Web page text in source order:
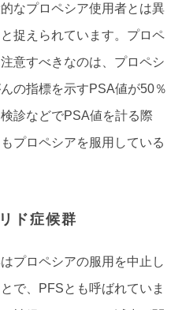
なプロペシア使用者とは異
捉えられています。プロペ
意すべきなのは、プロペシ
の指標を示すPSA値が50％
診などでPSA値を計る際
プロペシアを服用している
ド症候群
プロペシアの服用を中止し
で、PFSとも呼ばれていま